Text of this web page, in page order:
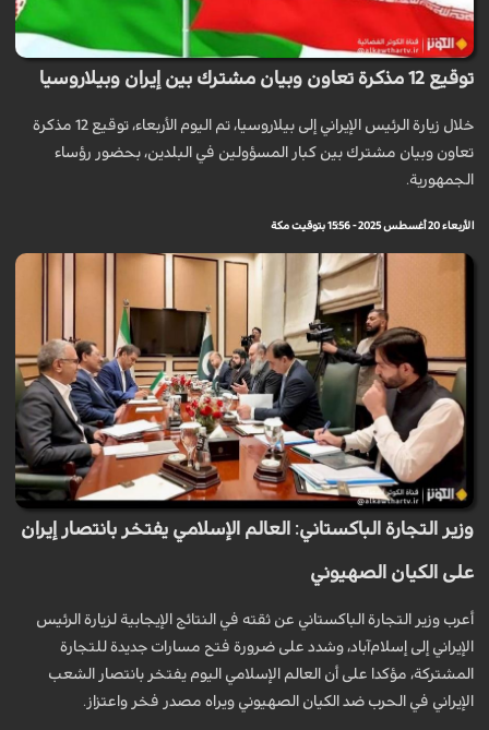
توقيع 12 مذكرة تعاون وبيان مشترك بين إيران وبيلاروسيا
خلال زيارة الرئيس الإيراني إلى بيلاروسيا، تم اليوم الأربعاء، توقيع 12 مذكرة
تعاون وبيان مشترك بين كبار المسؤولين في البلدين، بحضور رؤساء
الجمهورية.
الأربعاء 20 أغسطس 2025 - 15:56 بتوقيت مكة
وزير التجارة الباكستاني: العالم الإسلامي يفتخر بانتصار إيران
على الكيان الصهيوني
أعرب وزير التجارة الباكستاني عن ثقته في النتائج الإيجابية لزيارة الرئيس
الإيراني إلى إسلام‌آباد، وشدد على ضرورة فتح مسارات جديدة للتجارة
المشتركة، مؤكدا على أن العالم الإسلامي اليوم يفتخر بانتصار الشعب
الإيراني في الحرب ضد الكيان الصهيوني ويراه مصدر فخر واعتزاز.